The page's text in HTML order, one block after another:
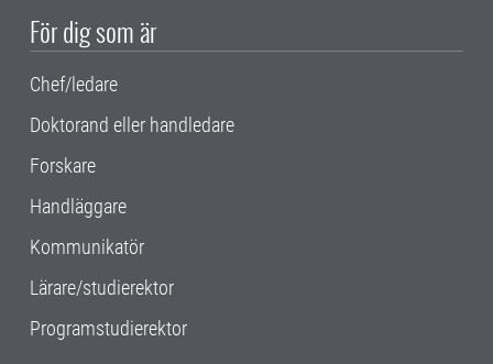
För dig som är
Chef/ledare
Doktorand eller handledare
Forskare
Handläggare
Kommunikatör
Lärare/studierektor
Programstudierektor